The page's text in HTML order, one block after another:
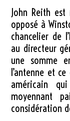
John Reith
opposé à
chancelier de
au directeur
une somme
l’antenne et
américain
moyennant
considération